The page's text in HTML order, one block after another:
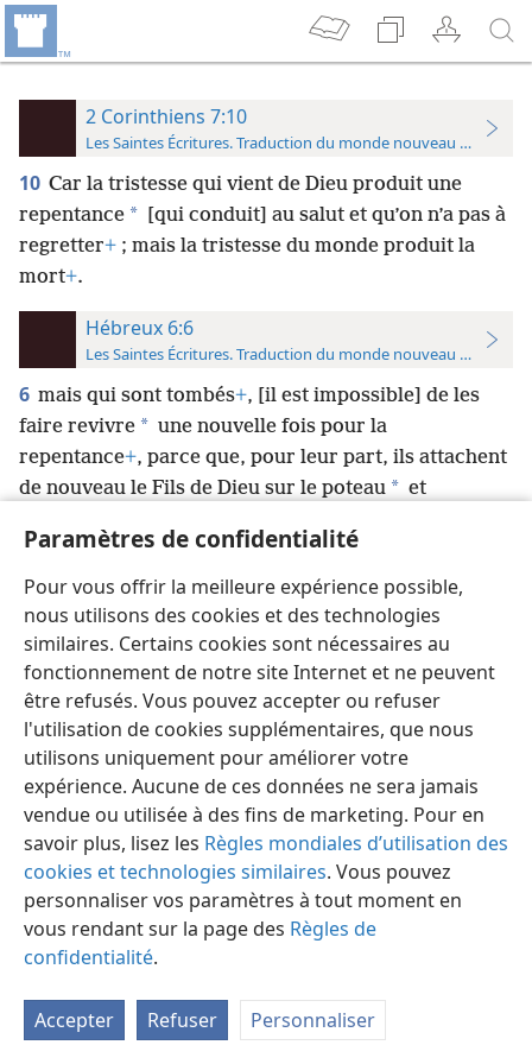
Paramètres de confidentialité
Pour vous offrir la meilleure expérience possible,
nous utilisons des cookies et des technologies
similaires. Certains cookies sont nécessaires au
fonctionnement de notre site Internet et ne peuvent
être refusés. Vous pouvez accepter ou refuser
l'utilisation de cookies supplémentaires, que nous
utilisons uniquement pour améliorer votre
expérience. Aucune de ces données ne sera jamais
vendue ou utilisée à des fins de marketing. Pour en
savoir plus, lisez les Règles mondiales d’utilisation des
cookies et technologies similaires. Vous pouvez
personnaliser vos paramètres à tout moment en
vous rendant sur la page des Règles de
confidentialité.
Accepter Refuser Personnaliser
2 Corinthiens 7:10
Les Saintes Écritures. Traduction du monde nouveau (avec
10 Car la tristesse qui vient de Dieu produit une
repentance * [qui conduit] au salut et qu’on n’a pas à
regretter+ ; mais la tristesse du monde produit la
mort+.
Hébreux 6:6
Les Saintes Écritures. Traduction du monde nouveau (avec
6 mais qui sont tombés+, [il est impossible] de les
faire revivre * une nouvelle fois pour la
repentance+, parce que, pour leur part, ils attachent
de nouveau le Fils de Dieu sur le poteau * et
Préférences
Copyright© 2026 Watch Tower Bible and Tract Society of Pennsylvania
Conditions d’utilisation
Règles de confidentialité
Paramètres de confidentialité
JW.ORG Se connecter